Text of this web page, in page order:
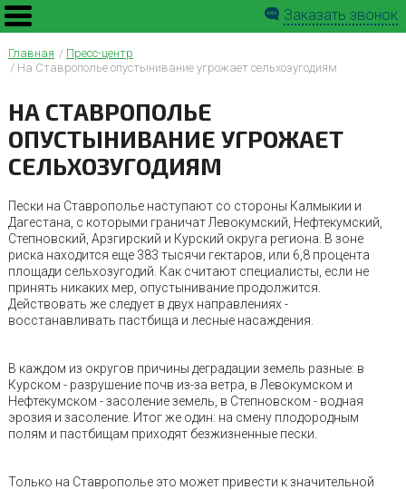
Заказать звонок
Главная
Пресс-центр
На Ставрополье опустынивание угрожает сельхозугодиям
НА СТАВРОПОЛЬЕ
ОПУСТЫНИВАНИЕ УГРОЖАЕТ
СЕЛЬХОЗУГОДИЯМ
Пески на Ставрополье наступают со стороны Калмыкии и
Дагестана, с которыми граничат Левокумский, Нефтекумский,
Степновский, Арзгирский и Курский округа региона. В зоне
риска находится еще 383 тысячи гектаров, или 6,8 процента
площади сельхозугодий. Как считают специалисты, если не
принять никаких мер, опустынивание продолжится.
Действовать же следует в двух направлениях -
восстанавливать пастбища и лесные насаждения.
В каждом из округов причины деградации земель разные: в
Курском - разрушение почв из-за ветра, в Левокумском и
Нефтекумском - засоление земель, в Степновском - водная
эрозия и засоление. Итог же один: на смену плодородным
полям и пастбищам приходят безжизненные пески.
Только на Ставрополье это может привести к значительной